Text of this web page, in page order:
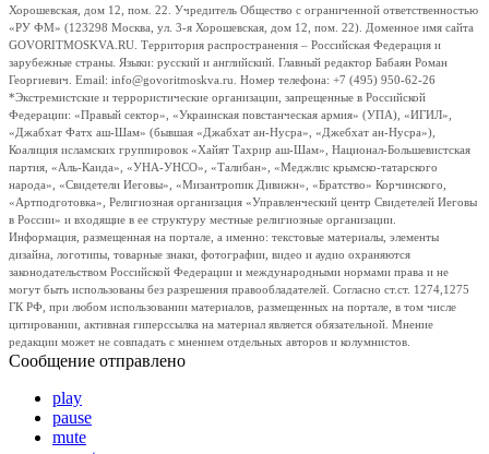
Хорошевская, дом 12, пом. 22. Учредитель Общество с ограниченной ответственностью
«РУ ФМ» (123298 Москва, ул. 3-я Хорошевская, дом 12, пом. 22). Доменное имя сайта
GOVORITMOSKVA.RU. Территория распространения – Российская Федерация и
зарубежные страны. Языки: русский и английский. Главный редактор Бабаян Роман
Георгиевич. Email: info@govoritmoskva.ru. Номер телефона: +7 (495) 950-62-26
*Экстремистские и террористические организации, запрещенные в Российской
Федерации: «Правый сектор», «Украинская повстанческая армия» (УПА), «ИГИЛ»,
«Джабхат Фатх аш-Шам» (бывшая «Джабхат ан-Нусра», «Джебхат ан-Нусра»),
Коалиция исламских группировок «Хайят Тахрир аш-Шам», Национал-Большевистская
партия, «Аль-Каида», «УНА-УНСО», «Талибан», «Меджлис крымско-татарского
народа», «Свидетели Иеговы», «Мизантропик Дивижн», «Братство» Корчинского,
«Артподготовка», Религиозная организация «Управленческий центр Свидетелей Иеговы
в России» и входящие в ее структуру местные религиозные организации.
Информация, размещенная на портале, а именно: текстовые материалы, элементы
дизайна, логотипы, товарные знаки, фотографии, видео и аудио охраняются
законодательством Российской Федерации и международными нормами права и не
могут быть использованы без разрешения правообладателей. Согласно ст.ст. 1274,1275
ГК РФ, при любом использовании материалов, размещенных на портале, в том числе
цитировании, активная гиперссылка на материал является обязательной. Мнение
редакции может не совпадать с мнением отдельных авторов и колумнистов.
Сообщение отправлено
play
pause
mute